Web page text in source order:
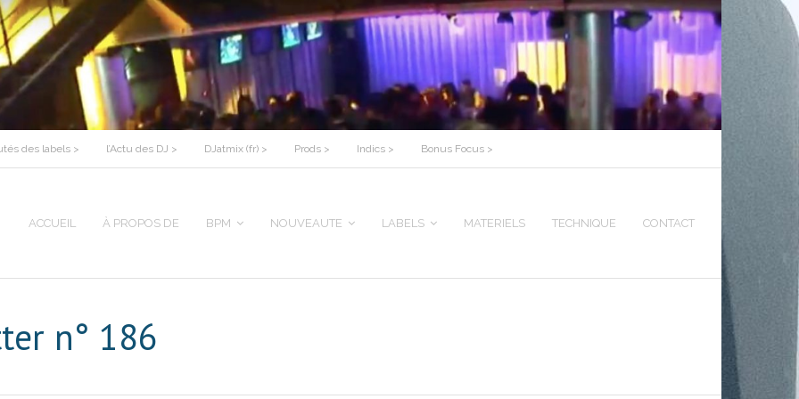
des labels > l’Actu des DJ > DJatmix (fr) > Prods > Indics > Bonus Focus >
ACCUEIL À PROPOS DE BPM NOUVEAUTE LABELS MATERIELS TECHNIQUE CONTACT
n° 186